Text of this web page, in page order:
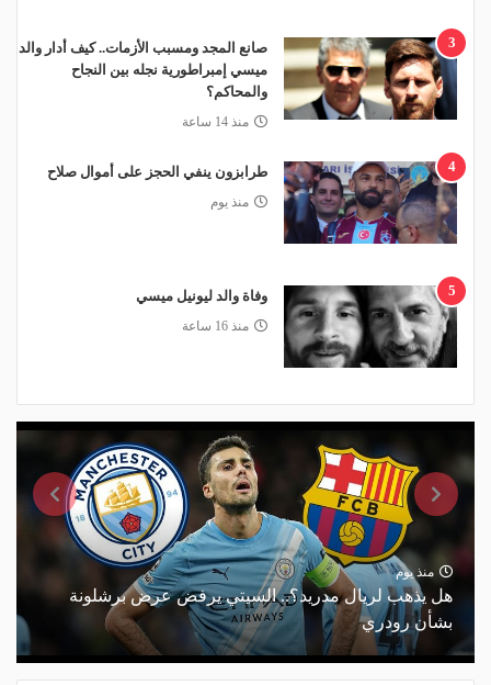
3
صانع المجد ومسبب الأزمات.. كيف أدار والد
ميسي إمبراطورية نجله بين النجاح
والمحاكم؟
منذ 14 ساعة
4 طرابزون ينفي الحجز على أموال صلاح
منذ يوم
5 وفاة والد ليونيل ميسي
منذ 16 ساعة
منذ يوم
هل يذهب لريال مدريد؟.. السيتي يرفض عرض برشلونة
بشأن رودري